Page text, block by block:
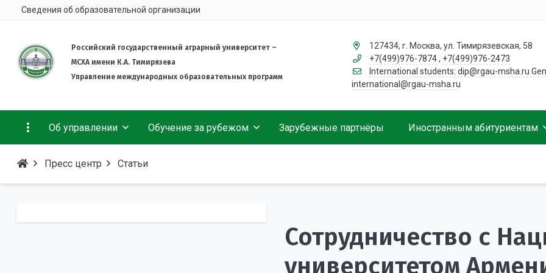
Сведения об образовательной организации
Российский государственный аграрный университет –
МСХА имени К.А. Тимирязева
Управление международных образовательных программ
127434, г. Москва, ул. Тимирязевская, 58
+7(499)976-7874 , +7(499)976-2473
International students: dip@rgau-msha.ru
international@rgau-msha.ru
Об управлении
Деятельность
Обучение за рубежом
Гранты и стипендии
Зарубежные партнёры Иностранным абитуриентам
Об университете
Welcome info
Пресс центр Статьи
Сотрудничество с
университетом